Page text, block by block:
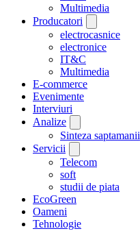
Multimedia
Producatori
electrocasnice
electronice
IT&C
Multimedia
E-commerce
Evenimente
Interviuri
Analize
Sinteza saptamanii
Servicii
Telecom
soft
studii de piata
EcoGreen
Oameni
Tehnologie